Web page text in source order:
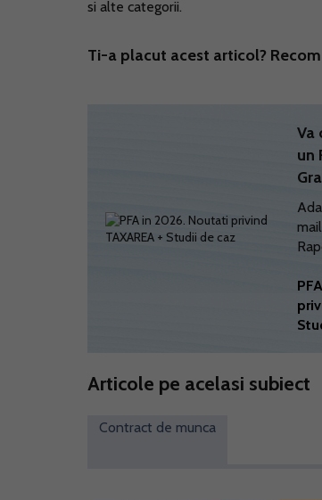
si alte categorii.
Ti-a placut acest articol?
Va
un
Articole pe acelasi subiect
Contract de munca